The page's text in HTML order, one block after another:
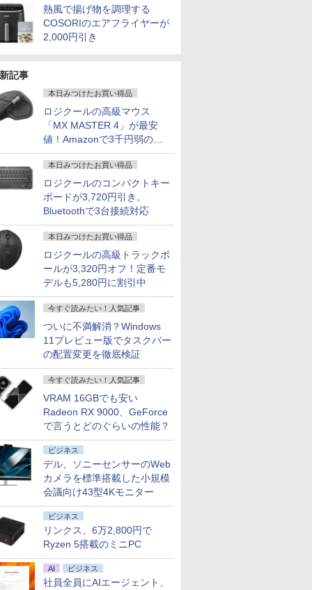
熱風で揚げ物を調理する
COSORIのエアフライヤーが
2,000円引き
記事
本日みつけたお買い得品
ロジクールの高級マウス
「MX MASTER 4」が最安
値！Amazonで3千円弱の割
引
本日みつけたお買い得品
ロジクールのコンパクトキー
ボードが3,720円引き。
Bluetoothで3台接続対応
本日みつけたお買い得品
ロジクールの高級トラックボ
ールが3,320円オフ！定番モ
デルも5,280円に割引中
今すぐ読みたい！人気記事
ついに不満解消？Windows
11プレビュー版でタスクバー
の配置変更を徹底検証
今すぐ読みたい！人気記事
VRAM 16GBでも安い
Radeon RX 9000、GeForce
で言うとどのぐらいの性能？
ビジネス
デル、ソニーセンサーのWeb
カメラを標準搭載した小規模
会議向け43型4Kモニター
ビジネス
リンクス、6万2,800円で
Ryzen 5搭載のミニPC
AI ビジネス
社員全員にAIエージェント、